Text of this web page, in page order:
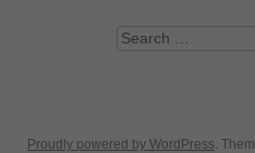
Search
Proudly powered by WordPress .